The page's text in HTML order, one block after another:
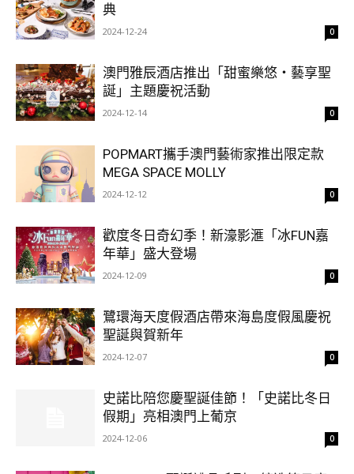
典
2024-12-24 0
澳門雅辰酒店推出「甜蜜樂悠・藝享聖
誕」主題慶祝活動
2024-12-14 0
POPMART攜手澳門藝術家推出限定款
MEGA SPACE MOLLY
2024-12-12 0
歡度冬日奇幻季！新濠影滙「冰FUN嘉
年華」盛大登場
2024-12-09 0
鷺環海天度假酒店帶來海島度假風慶祝
聖誕與賀新年
2024-12-07 0
史諾比陪您慶聖誕佳節！「史諾比冬日
假期」亮相澳門上葡京
2024-12-06 0